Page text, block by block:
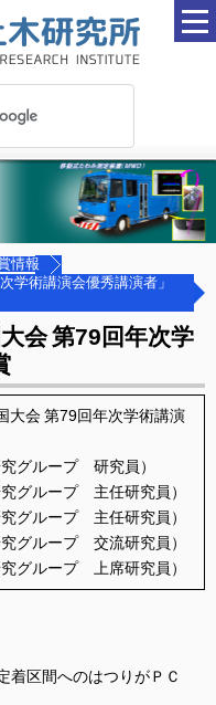
情報
学術講演会優秀講演者」
会 第79回年次学
大会 第79回年次学術講演
グループ 研究員）
グループ 主任研究員）
グループ 主任研究員）
グループ 交流研究員）
グループ 上席研究員）
着区間へのはつりがＰＣ